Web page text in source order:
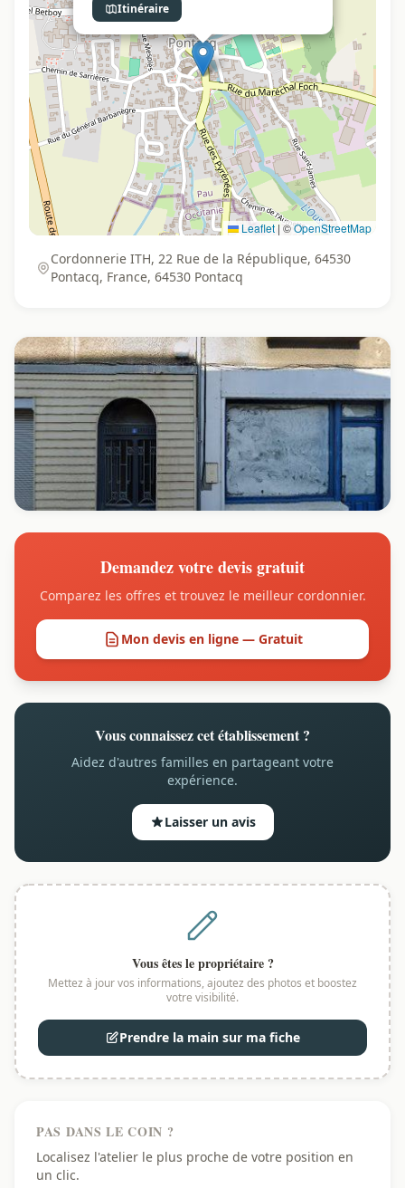
Itinéraire
Leaflet | ©OpenStreetMap
Cordonnerie ITH, 22 Rue de la République, 64530
Pontacq, France, 64530 Pontacq
Demandez votre devis gratuit
Comparez les offres et trouvez le meilleur cordonnier.
Mon devis en ligne — Gratuit
Vous connaissez cet établissement ?
Aidez d'autres familles en partageant votre
expérience.
Laisser un avis
Vous êtes le propriétaire ?
Mettez à jour vos informations, ajoutez des photos et boostez
votre visibilité.
Prendre la main sur ma fiche
PAS DANS LE COIN ?
Localisez l'atelier le plus proche de votre position en
un clic.